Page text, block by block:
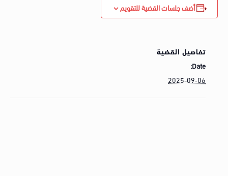
أضف جلسات القضية للتقويم
تفاصيل القضية
Date:
2025-09-06